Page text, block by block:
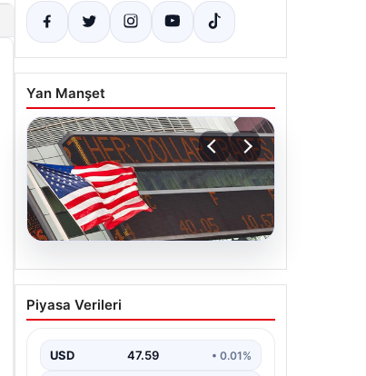
Yan Manşet
05.08.2026
FED faiz kararı ne zaman
açıklanacak? Nisan ayı
Piyasa Verileri
USD 47.59 • 0.01%